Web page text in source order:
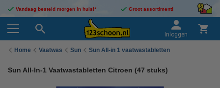
Vandaag besteld morgen in huis!* Groot assortiment!
Inloggen
Home Vaatwas Sun Sun All-in 1 vaatwastabletten
Sun All-In-1 Vaatwastabletten Citroen (47 stuks)